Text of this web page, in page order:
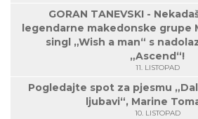
GORAN TANEVSKI -
legendarne makedonske grupe
singl „Wish a man“ s
„Ascend“!
11. LISTOPAD
Pogledajte spot za pjesmu
ljubavi“, Marine
10. LISTOPAD